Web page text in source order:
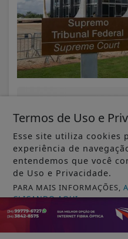
JUSTIÇA
STJ condena
perda de cargo
Termos de Uso e
Esse site utiliza cookies
experiência de
entendemos que você
de Uso e Privacidade.
PARA MAIS INFORMAÇÕES,
CLICANDO AQUI